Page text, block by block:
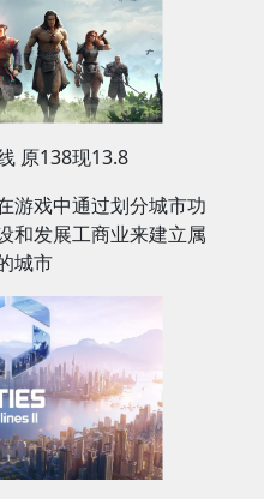
原138现13.8
游戏中通过划分城市功
和发展工商业来建立属
城市